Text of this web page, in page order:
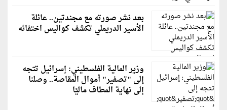
بعد نشر صورته مع مجندتين.. عائلة
الأسير الدريملي تكشف كواليس اختفائه
وزير المالية الفلسطيني: إسرائيل تتجه
إلى "تصفير" أموال المقاصة.. وصلنا
إلى نهاية المطاف ماليًا